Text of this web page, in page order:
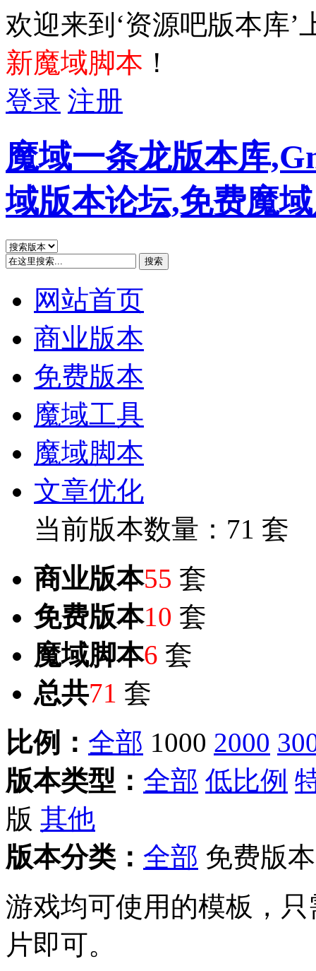
欢迎来到‘资源吧版本库
新魔域脚本 ！
登录 注册
魔域一条龙版本库
域版本论坛,免费魔
搜索
网站首页
商业版本
免费版本
魔域工具
魔域脚本
文章优化
当前版本数量：71 套
商业版本55 套
免费版本10 套
魔域脚本6 套
总共71 套
比例： 全部 1000 2000
版本类型： 全部 低比例
版 其他
版本分类： 全部 免费版本
游戏均可使用的模板，
片即可。